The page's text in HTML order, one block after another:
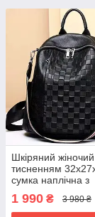
Шкіряний
тисненням
сумка наплічна з
шахматним
чорна
1 990 ₴ 3 980 ₴